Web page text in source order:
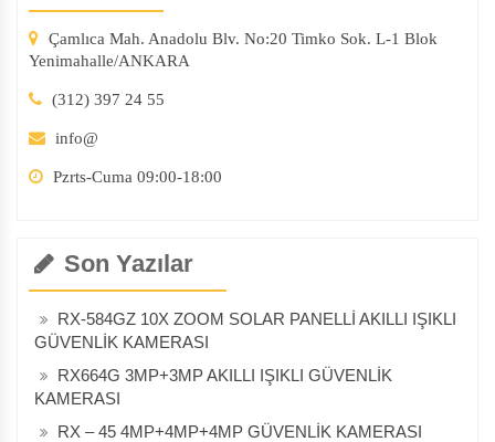
Çamlıca Mah. Anadolu Blv. No:20 Timko Sok. L-1 Blok
Yenimahalle/ANKARA
(312) 397 24 55
info@
Pzrts-Cuma 09:00-18:00
Son Yazılar
RX-584GZ 10X ZOOM SOLAR PANELLİ AKILLI IŞIKLI
GÜVENLİK KAMERASI
RX664G 3MP+3MP AKILLI IŞIKLI GÜVENLİK
KAMERASI
RX – 45 4MP+4MP+4MP GÜVENLİK KAMERASI